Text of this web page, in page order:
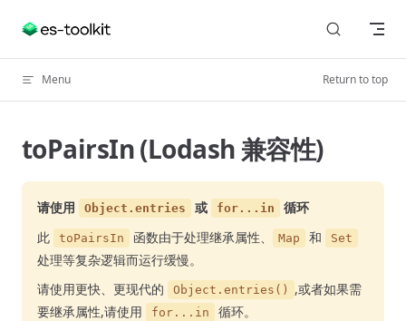
Skip to content
Menu Return to top
toPairsIn (Lodash 兼容性)
请使用 Object.entries 或 for...in
循环
此
toPairsIn 函数由于处理继承属性、 Map 和 Set
处理等复杂逻辑而运行缓慢。
请使用更快、更现代的
Object.entries()
,或者如果需
要继承属性,请使用
for...in 循环。